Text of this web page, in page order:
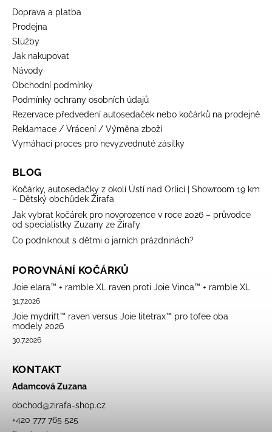
Doprava a platba
Prodejna
Služby
Jak nakupovat
Návody
Obchodní podmínky
Podmínky ochrany osobních údajů
Rezervace předvedení autosedaček nebo kočárků na prodejně
Reklamace / Vrácení / Výměna zboží
Vymáhací proces pro nevyzvednuté zásilky
BLOG
Kočárky, autosedačky z okolí Ústí nad Orlicí | Showroom 19 km
– Dětský obchůdek Žirafa
Jak vybrat kočárek pro novorozence v roce 2026 – průvodce
od specialistky Zuzany ze Žirafy
Co podniknout s dětmi o jarních prázdninách?
POROVNÁNÍ KOČÁRKŮ
Joie elara™ + ramble XL raven proti Joie Vinca™ + ramble XL
31.7.2026
Joie mydrift™ raven versus Joie litetrax™ pro tofee oba
modely 2026
30.7.2026
KONTAKT
Adamcová Zuzana
obchod@zirafa-shop.cz
+420 777 765 525